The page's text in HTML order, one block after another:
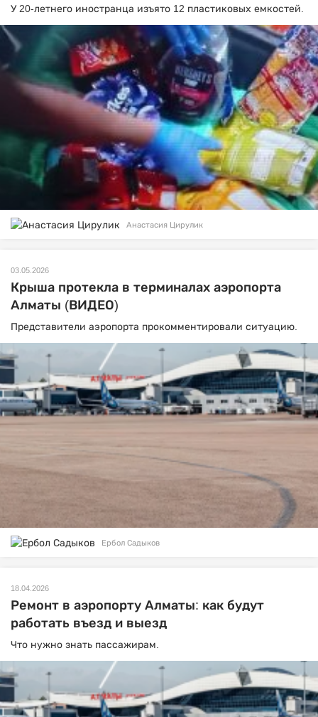
У 20-летнего иностранца изъято 12 пластиковых емкостей.
Анастасия Цирулик
03.05.2026
Крыша протекла в терминалах аэропорта
Алматы (ВИДЕО)
Представители аэропорта прокомментировали ситуацию.
Ербол Садыков
18.04.2026
Ремонт в аэропорту Алматы: как будут
работать въезд и выезд
Что нужно знать пассажирам.